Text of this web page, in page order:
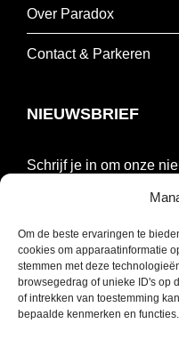
Om de beste ervaringen te
cookies om apparaatinformatie
stemmen met deze
browsegedrag of unieke ID's op
of intrekken van toestemming
bepaalde kenmerken en functies.
Over Paradox
Contact & Parkeren
NIEUWSBRIEF
Schrijf je in om onze
mailadres
*
Verplicht
SOCIAL MEDIA